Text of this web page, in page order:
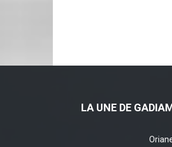
LA UNE DE